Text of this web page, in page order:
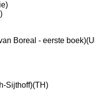
Boreal - eerste
Sijthoff)(TH)